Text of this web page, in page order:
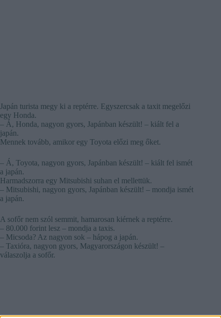
Japán turista megy ki a reptérre. Egyszercsak a taxit megelőzi
egy Honda.
– Á, Honda, nagyon gyors, Japánban készült! – kiált fel a
japán.
Mennek tovább, amikor egy Toyota előzi meg őket.
– Á, Toyota, nagyon gyors, Japánban készült! – kiált fel ismét
a japán.
Harmadszorra egy Mitsubishi suhan el mellettük.
– Mitsubishi, nagyon gyors, Japánban készült! – mondja ismét
a japán.
A sofőr nem szól semmit, hamarosan kiérnek a reptérre.
– 80.000 forint lesz – mondja a taxis.
– Micsoda? Az nagyon sok – hápog a japán.
– Taxióra, nagyon gyors, Magyarországon készült! –
válaszolja a sofőr.